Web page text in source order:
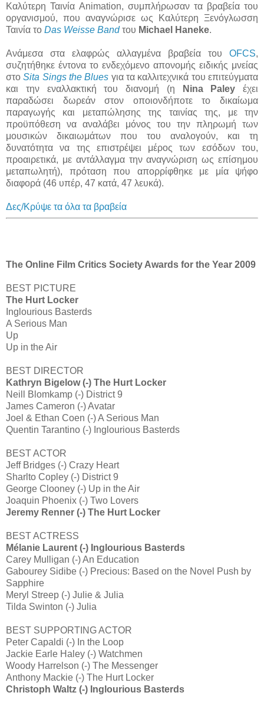
Καλύτερη Ταινία Animation, συμπλήρωσαν τα βραβεία του
οργανισμού, που αναγνώρισε ως Καλύτερη Ξενόγλωσση
Ταινία το Das Weisse Bandτου Michael Haneke.
Ανάμεσα στα ελαφρώς αλλαγμένα βραβεία του OFCS,
συζητήθηκε έντονα το ενδεχόμενο απονομής ειδικής μνείας
στοSita Sings the Blues για τα καλλιτεχνικά του επιτεύγματα
και την εναλλακτική του διανομή (η
Nina Paley έχει
παραδώσει δωρεάν στον οποιονδήποτε το δικαίωμα
παραγωγής και μεταπώλησης της ταινίας της, με την
προϋπόθεση να αναλάβει μόνος του την πληρωμή των
μουσικών δικαιωμάτων που του αναλογούν, και τη
δυνατότητα να της επιστρέψει μέρος των εσόδων του,
προαιρετικά, με αντάλλαγμα την αναγνώριση ως επίσημου
μεταπωλητή), πρόταση που απορρίφθηκε με μία ψήφο
διαφορά (46 υπέρ, 47 κατά, 47 λευκά).
Δες/Κρύψε τα όλα τα βραβεία
The Online Film Critics Society Awards for the Year 2009
BEST PICTURE
The Hurt Locker
Inglourious Basterds
A Serious Man
Up
Up in the Air
BEST DIRECTOR
Kathryn Bigelow (-) The Hurt Locker
Neill Blomkamp (-) District 9
James Cameron (-) Avatar
Joel & Ethan Coen (-) A Serious Man
Quentin Tarantino (-) Inglourious Basterds
BEST ACTOR
Jeff Bridges (-) Crazy Heart
Sharlto Copley (-) District 9
George Clooney (-) Up in the Air
Joaquin Phoenix (-) Two Lovers
Jeremy Renner (-) The Hurt Locker
BEST ACTRESS
Mélanie Laurent (-) Inglourious Basterds
Carey Mulligan (-) An Education
Gabourey Sidibe (-) Precious: Based on the Novel Push by
Sapphire
Meryl Streep (-) Julie & Julia
Tilda Swinton (-) Julia
BEST SUPPORTING ACTOR
Peter Capaldi (-) In the Loop
Jackie Earle Haley (-) Watchmen
Woody Harrelson (-) The Messenger
Anthony Mackie (-) The Hurt Locker
Christoph Waltz (-) Inglourious Basterds